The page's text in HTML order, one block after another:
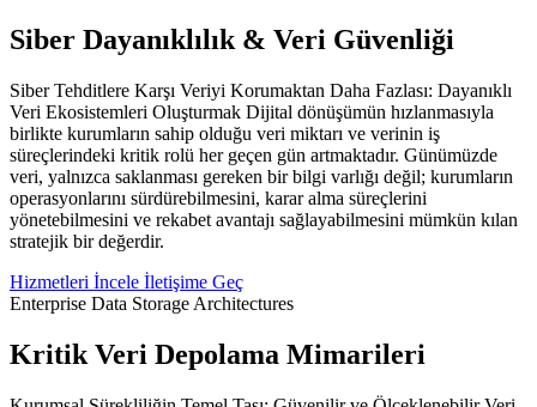
Siber Dayanıklılık & Veri Güvenliği
Siber Tehditlere Karşı Veriyi Korumaktan Daha Fazlası: Dayanıklı
Veri Ekosistemleri Oluşturmak Dijital dönüşümün hızlanmasıyla
birlikte kurumların sahip olduğu veri miktarı ve verinin iş
süreçlerindeki kritik rolü her geçen gün artmaktadır. Günümüzde
veri, yalnızca saklanması gereken bir bilgi varlığı değil; kurumların
operasyonlarını sürdürebilmesini, karar alma süreçlerini
yönetebilmesini ve rekabet avantajı sağlayabilmesini mümkün kılan
stratejik bir değerdir.
Hizmetleri İncele İletişime Geç
Enterprise Data Storage Architectures
Kritik Veri Depolama Mimarileri